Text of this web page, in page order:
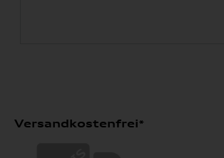
Versandkostenfrei*